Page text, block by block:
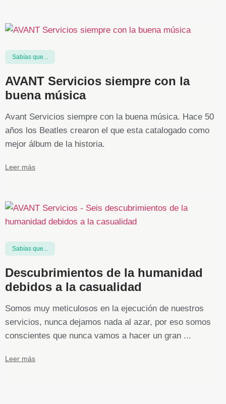
Sabías que...
AVANT Servicios siempre con la
buena música
Avant Servicios siempre con la buena música. Hace 50
años los Beatles crearon el que esta catalogado como
mejor álbum de la historia.
Leer más
Sabías que...
Descubrimientos de la humanidad
debidos a la casualidad
Somos muy meticulosos en la ejecución de nuestros
servicios, nunca dejamos nada al azar, por eso somos
conscientes que nunca vamos a hacer un gran ...
Leer más